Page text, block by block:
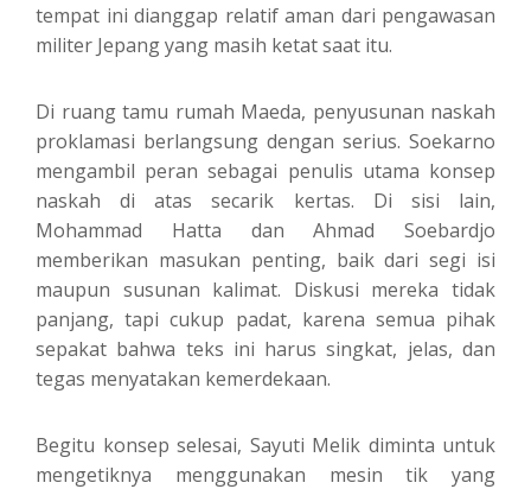
tempat ini dianggap relatif aman dari pengawasan
militer Jepang yang masih ketat saat itu.
Di ruang tamu rumah Maeda, penyusunan naskah
proklamasi berlangsung dengan serius. Soekarno
mengambil peran sebagai penulis utama konsep
naskah di atas secarik kertas. Di sisi lain,
Mohammad Hatta dan Ahmad Soebardjo
memberikan masukan penting, baik dari segi isi
maupun susunan kalimat. Diskusi mereka tidak
panjang, tapi cukup padat, karena semua pihak
sepakat bahwa teks ini harus singkat, jelas, dan
tegas menyatakan kemerdekaan.
Begitu konsep selesai, Sayuti Melik diminta untuk
mengetiknya menggunakan mesin tik yang